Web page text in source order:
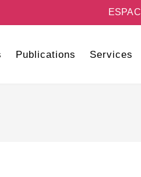
Publications Services